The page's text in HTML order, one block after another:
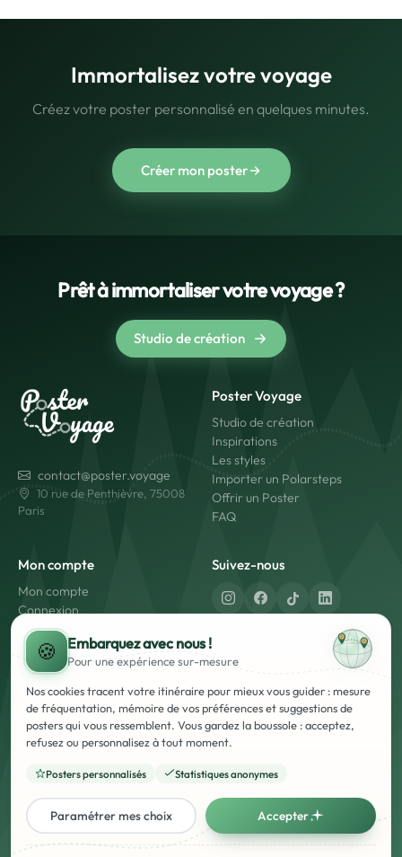
Immortalisez votre voyage
Créez votre poster personnalisé en quelques minutes.
Créer mon poster
Prêt à immortaliser votre voyage ?
Studio de création
contact@poster.voyage
10 rue de Penthièvre, 75008
Paris
Poster Voyage
Studio de création
Inspirations
Les styles
Importer un Polarsteps
Offrir un Poster
FAQ
Mon compte
Mon compte
Connexion
Créer un compte
Suivez-nous
Paiement sécurisé
Mentions LégalesConditions Générales d'Utilisation et de Vente (CGUV)
Français
English
© Poster Voyage - 2026 - Tous droits réservés. - Marque Française
🍪 Embarquez avec nous !
Pour une expériencesur-mesure
Nos cookies tracent votre itinéraire pour mieux vous guider : mesure
de fréquentation, mémoire de vos préférences et suggestions de
posters qui vous ressemblent. Vous gardez la boussole : acceptez,
refusez ou personnalisez à tout moment.
Posters personnalisés Statistiques anonymes
Paramétrer mes choix Accepter